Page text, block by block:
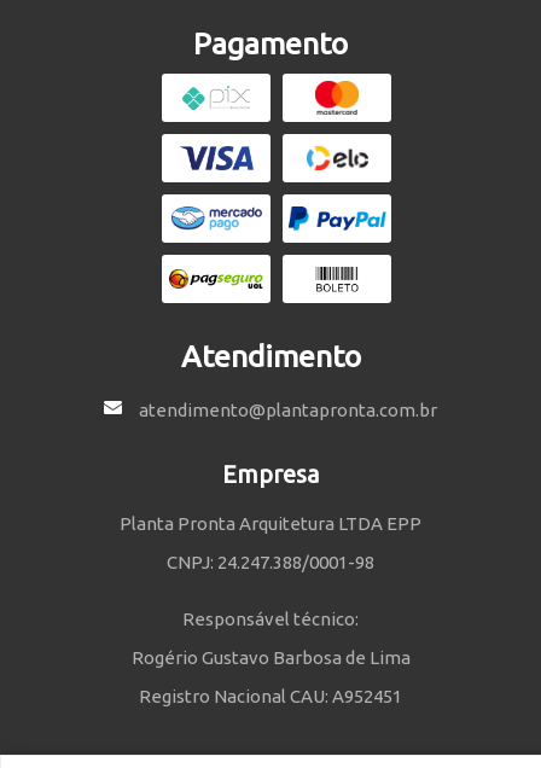
Pagamento
Atendimento
atendimento@plantapronta.com.br
Empresa
Planta Pronta Arquitetura LTDA EPP
CNPJ: 24.247.388/0001-98
Responsável técnico:
Rogério Gustavo Barbosa de Lima
Registro Nacional CAU: A952451